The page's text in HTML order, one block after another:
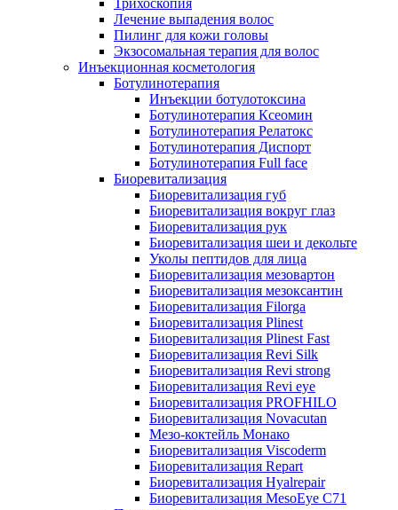
Трихоскопия
Лечение выпадения волос
Пилинг для кожи головы
Экзосомальная терапия для волос
Инъекционная косметология
Ботулинотерапия
Инъекции ботулотоксина
Ботулинотерапия Ксеомин
Ботулинотерапия Релатокс
Ботулинотерапия Диспорт
Ботулинотерапия Full face
Биоревитализация
Биоревитализация губ
Биоревитализация вокруг глаз
Биоревитализация рук
Биоревитализация шеи и декольте
Уколы пептидов для лица
Биоревитализация мезовартон
Биоревитализация мезоксантин
Биоревитализация Filorga
Биоревитализация Plinest
Биоревитализация Plinest Fast
Биоревитализация Revi Silk
Биоревитализация Revi strong
Биоревитализация Revi eye
Биоревитализация PROFHILO
Биоревитализация Novacutan
Мезо-коктейль Монако
Биоревитализация Viscoderm
Биоревитализация Repart
Биоревитализация Hyalrepair
Биоревитализация MesoEye C71